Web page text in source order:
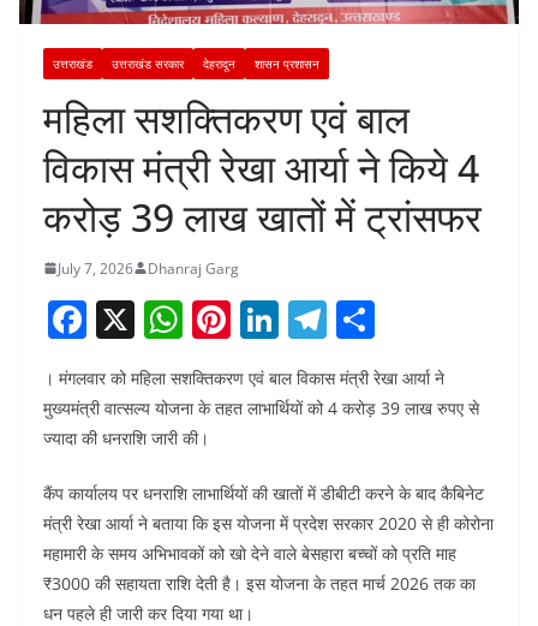
उत्तराखंड उत्तराखंड सरकार देहरादून शासन प्रशासन
महिला सशक्तिकरण एवं बाल
विकास मंत्री रेखा आर्या ने किये 4
करोड़ 39 लाख खातों में ट्रांसफर
July 7, 2026 Dhanraj Garg
F
c
e
b
o
o
k
X W
h
at
s
p
p
Pi
nt
er
st
Li
n
k
dI
n
T
el
e
a
m
h
ar
। मंगलवार को महिला सशक्तिकरण एवं बाल विकास मंत्री रेखा आर्या ने
मुख्यमंत्री वात्सल्य योजना के तहत लाभार्थियों को 4 करोड़ 39 लाख रुपए से
ज्यादा की धनराशि जारी की।
कैंप कार्यालय पर धनराशि लाभार्थियों की खातों में डीबीटी करने के बाद कैबिनेट
मंत्री रेखा आर्या ने बताया कि इस योजना में प्रदेश सरकार 2020 से ही कोरोना
महामारी के समय अभिभावकों को खो देने वाले बेसहारा बच्चों को प्रति माह
₹3000 की सहायता राशि देती है। इस योजना के तहत मार्च 2026 तक का
धन पहले ही जारी कर दिया गया था।